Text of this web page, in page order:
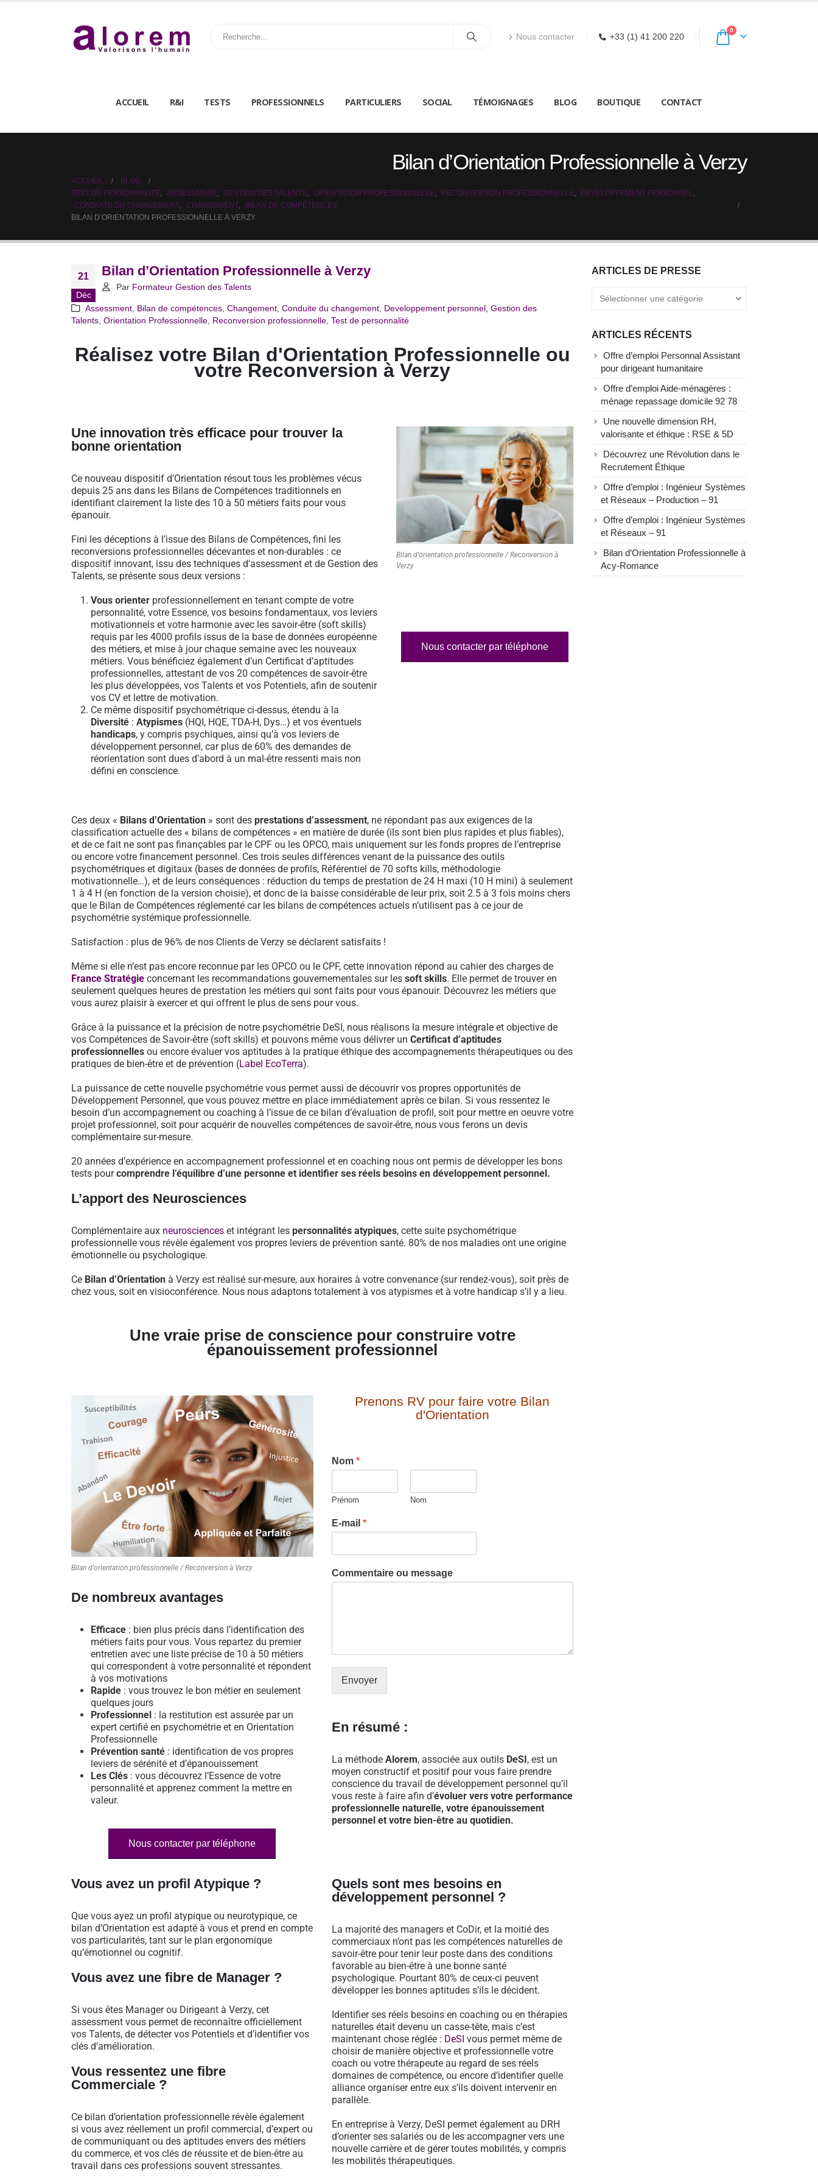
Nous contacter +33 (1) 41 200 220
0
ACCUEIL R&I TESTS PROFESSIONNELS PARTICULIERS SOCIAL TÉMOIGNAGES BLOG BOUTIQUE CONTACT
Bilan d’Orientation Professionnelle à Verzy
ACCUEIL
BLOG
TEST DE PERSONNALITÉ
ASSESSMENT GESTION DES TALENTS ORIENTATION PROFESSIONNELLE RECONVERSION PROFESSIONNELLE DEVELOPPEMENT PERSONNEL
CONDUITE DU CHANGEMENT
CHANGEMENT
BILAN DE COMPÉTENCES
BILAN D’ORIENTATION PROFESSIONNELLE À VERZY
21
Déc
Bilan d’Orientation Professionnelle à Verzy
Par Formateur Gestion des Talents
Assessment Bilan de compétences ,Changement ,Conduite du changement Developpement personnel ,Gestion des
Talents Orientation Professionnelle Reconversion professionnelle Test de personnalité
Réalisez votre Bilan d'Orientation Professionnelle ou
votre Reconversion à Verzy
Une innovation très efficace pour trouver la
bonne orientation
Ce nouveau dispositif d’Orientation résout tous les problèmes vécus
depuis 25 ans dans les Bilans de Compétences traditionnels en
identifiant clairement la liste des 10 à 50 métiers faits pour vous
épanouir.
Fini les déceptions à l’issue des Bilans de Compétences, fini les
reconversions professionnelles décevantes et non-durables : ce
dispositif innovant, issu des techniques d’assessment et de Gestion des
Talents, se présente sous deux versions :
Vous orienter professionnellement en tenant compte de votre
personnalité, votre Essence, vos besoins fondamentaux, vos leviers
motivationnels et votre harmonie avec les savoir-être (soft skills)
requis par les 4000 profils issus de la base de données européenne
des métiers, et mise à jour chaque semaine avec les nouveaux
métiers. Vous bénéficiez également d’un Certificat d’aptitudes
professionnelles, attestant de vos 20 compétences de savoir-être
les plus développées, vos Talents et vos Potentiels, afin de soutenir
vos CV et lettre de motivation.
Ce même dispositif psychométrique ci-dessus, étendu à la
Diversité : Atypismes (HQI, HQE, TDA-H, Dys…) et vos éventuels
handicaps, y compris psychiques, ainsi qu’à vos leviers de
développement personnel, car plus de 60% des demandes de
réorientation sont dues d’abord à un mal-être ressenti mais non
défini en conscience.
Bilan d'orientation professionnelle / Reconversion à
Verzy
Nous contacter par téléphone
Ces deux « Bilans d’Orientation » sont des prestations d’assessment, ne répondant pas aux exigences de la
classification actuelle des « bilans de compétences » en matière de durée (ils sont bien plus rapides et plus fiables),
et de ce fait ne sont pas finançables par le CPF ou les OPCO, mais uniquement sur les fonds propres de l’entreprise
ou encore votre financement personnel. Ces trois seules différences venant de la puissance des outils
psychométriques et digitaux (bases de données de profils, Référentiel de 70 softs kills, méthodologie
motivationnelle…), et de leurs conséquences : réduction du temps de prestation de 24 H maxi (10 H mini) à seulement
1 à 4 H (en fonction de la version choisie), et donc de la baisse considérable de leur prix, soit 2.5 à 3 fois moins chers
que le Bilan de Compétences réglementé car les bilans de compétences actuels n’utilisent pas à ce jour de
psychométrie systémique professionnelle.
Satisfaction : plus de 96% de nos Clients de Verzy se déclarent satisfaits !
Même si elle n’est pas encore reconnue par les OPCO ou le CPF, cette innovation répond au cahier des charges de
France Stratégie concernant les recommandations gouvernementales sur les soft skills. Elle permet de trouver en
seulement quelques heures de prestation les métiers qui sont faits pour vous épanouir. Découvrez les métiers que
vous aurez plaisir à exercer et qui offrent le plus de sens pour vous.
Grâce à la puissance et la précision de notre psychométrie DeSI, nous réalisons la mesure intégrale et objective de
vos Compétences de Savoir-être (soft skills) et pouvons même vous délivrer un Certificat d’aptitudes
professionnelles ou encore évaluer vos aptitudes à la pratique éthique des accompagnements thérapeutiques ou des
pratiques de bien-être et de prévention (Label EcoTerra).
La puissance de cette nouvelle psychométrie vous permet aussi de découvrir vos propres opportunités de
Développement Personnel, que vous pouvez mettre en place immédiatement après ce bilan. Si vous ressentez le
besoin d’un accompagnement ou coaching à l’issue de ce bilan d’évaluation de profil, soit pour mettre en oeuvre votre
projet professionnel, soit pour acquérir de nouvelles compétences de savoir-être, nous vous ferons un devis
complémentaire sur-mesure.
20 années d’expérience en accompagnement professionnel et en coaching nous ont permis de développer les bons
tests pourcomprendre l’équilibre d’une personne et identifier ses réels besoins en développement personnel.
L’apport des Neurosciences
Complémentaire aux neurosciences et intégrant les personnalités atypiques, cette suite psychométrique
professionnelle vous révèle également vos propres leviers de prévention santé. 80% de nos maladies ont une origine
émotionnelle ou psychologique.
Ce Bilan d’Orientation à Verzy est réalisé sur-mesure, aux horaires à votre convenance (sur rendez-vous), soit près de
chez vous, soit en visioconférence. Nous nous adaptons totalement à vos atypismes et à votre handicap s’il y a lieu.
Une vraie prise de conscience pour construire votre
épanouissement professionnel
Bilan d'orientation professionnelle / Reconversion à Verzy
De nombreux avantages
Efficace : bien plus précis dans l’identification des
métiers faits pour vous. Vous repartez du premier
entretien avec une liste précise de 10 à 50 métiers
qui correspondent à votre personnalité et répondent
à vos motivations
Rapide : vous trouvez le bon métier en seulement
quelques jours
Professionnel : la restitution est assurée par un
expert certifié en psychométrie et en Orientation
Professionnelle
Prévention santé : identification de vos propres
leviers de sérénité et d’épanouissement
Les Clés : vous découvrez l’Essence de votre
personnalité et apprenez comment la mettre en
valeur.
Nous contacter par téléphone
Prenons RV pour faire votre Bilan
d'Orientation
Nom *
Prénom Nom
E-mail *
Commentaire ou message
Envoyer
En résumé :
La méthode Alorem, associée aux outils DeSI, est un
moyen constructif et positif pour vous faire prendre
conscience du travail de développement personnel qu’il
vous reste à faire afin d’évoluer vers votre performance
professionnelle naturelle, votre épanouissement
personnel et votre bien-être au quotidien.
Vous avez un profil Atypique ?
Que vous ayez un profil atypique ou neurotypique, ce
bilan d’Orientation est adapté à vous et prend en compte
vos particularités, tant sur le plan ergonomique
qu’émotionnel ou cognitif.
Vous avez une fibre de Manager ?
Si vous êtes Manager ou Dirigeant à Verzy, cet
assessment vous permet de reconnaître officiellement
vos Talents, de détecter vos Potentiels et d’identifier vos
clés d’amélioration.
Vous ressentez une fibre
Commerciale ?
Ce bilan d’orientation professionnelle révèle également
si vous avez réellement un profil commercial, d’expert ou
de communiquant ou des aptitudes envers des métiers
du commerce, et vos clés de réussite et de bien-être au
travail dans ces professions souvent stressantes.
Quels sont mes besoins en
développement personnel ?
La majorité des managers et CoDir, et la moitié des
commerciaux n’ont pas les compétences naturelles de
savoir-être pour tenir leur poste dans des conditions
favorable au bien-être à une bonne santé
psychologique. Pourtant 80% de ceux-ci peuvent
développer les bonnes aptitudes s’ils le décident.
Identifier ses réels besoins en coaching ou en thérapies
naturelles était devenu un casse-tête, mais c’est
maintenant chose réglée : DeSI vous permet même de
choisir de manière objective et professionnelle votre
coach ou votre thérapeute au regard de ses réels
domaines de compétence, ou encore d’identifier quelle
alliance organiser entre eux s’ils doivent intervenir en
parallèle.
En entreprise à Verzy, DeSI permet également au DRH
d’orienter ses salariés ou de les accompagner vers une
nouvelle carrière et de gérer toutes mobilités, y compris
les mobilités thérapeutiques.
ARTICLES DE PRESSE
ARTICLES RÉCENTS
Offre d’emploi Personnal Assistant
pour dirigeant humanitaire
Offre d’emploi Aide-ménagères :
ménage repassage domicile 92 78
Une nouvelle dimension RH,
valorisante et éthique : RSE & 5D
Découvrez une Révolution dans le
Recrutement Éthique
Offre d’emploi : Ingénieur Systèmes
et Réseaux – Production – 91
Offre d’emploi : Ingénieur Systèmes
et Réseaux – 91
Bilan d’Orientation Professionnelle à
Acy-Romance